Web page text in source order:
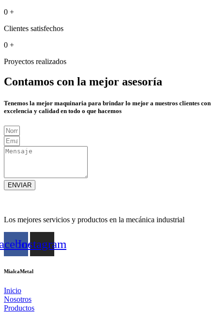
0 +
Clientes satisfechos
0 +
Proyectos realizados
Contamos con la mejor asesoría
Tenemos la mejor maquinaria para brindar lo mejor a nuestros clientes con
excelencia y calidad en todo o que hacemos
ENVIAR
Los mejores servicios y productos en la mecánica industrial
Instagram
MialcaMetal
Inicio
Nosotros
Productos